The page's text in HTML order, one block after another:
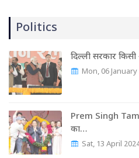
Politics
दिल्ली सरकार
Mon, 06 January
Prem Singh
का…
Sat, 13 April